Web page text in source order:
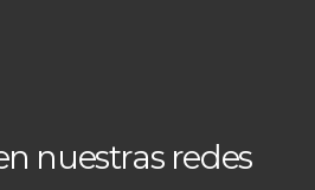
nuestras redes